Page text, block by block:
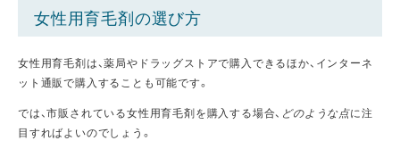
女性用育毛剤の選び方
女性用育毛剤は、薬局やドラッグストアで購入できるほか、インターネ
ット通販で購入することも可能です。
では、市販されている女性用育毛剤を購入する場合、 どのような点に注
目すればよいのでしょう。